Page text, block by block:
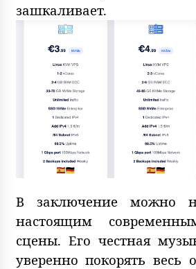
зашкаливает.
В заключение можно
настоящим
сцены. Его честная
уверенно покорять весь